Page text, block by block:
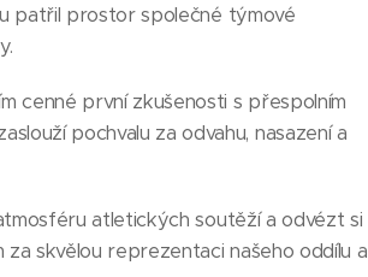
patřil prostor společné týmové
cenné první zkušenosti s přespolním
pochvalu za odvahu, nasazení a
atletických soutěží a odvézt si
skvělou reprezentaci našeho oddílu a